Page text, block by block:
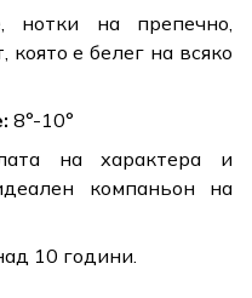
нотки на препечно,
която е белег на всяко
8°-10°
на характера и
компаньон на
10 години.